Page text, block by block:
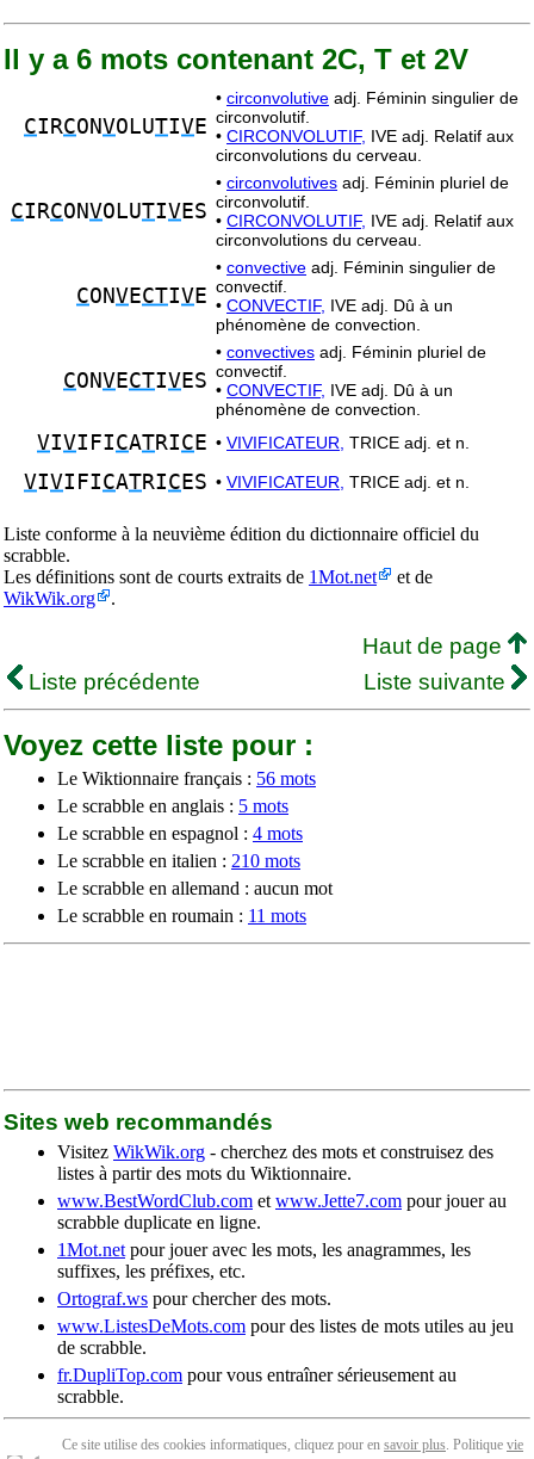
Il y a 6 mots contenant 2C, T et 2V
CIRCONVOLUTIVE
• circonvolutive adj. Féminin singulier de
circonvolutif.
• CIRCONVOLUTIF, IVE adj. Relatif aux
circonvolutions du cerveau.
CIRCONVOLUTIVES
• circonvolutives adj. Féminin pluriel de
circonvolutif.
• CIRCONVOLUTIF, IVE adj. Relatif aux
circonvolutions du cerveau.
CONVECTIVE
• convective adj. Féminin singulier de
convectif.
• CONVECTIF, IVE adj. Dû à un
phénomène de convection.
CONVECTIVES
• convectives adj. Féminin pluriel de
convectif.
• CONVECTIF, IVE adj. Dû à un
phénomène de convection.
VIVIFICATRIC E • VIVIFICATEUR, TRICE adj. et n.
VIVIFICATRIC ES • VIVIFICATEUR, TRICE adj. et n.
Liste conforme à la neuvième édition du dictionnaire officiel du
scrabble.
Les définitions sont de courts extraits de 1Mot.net
et de
WikWik.org
.
Haut de page
Liste précédente
Liste suivante
Voyez cette liste pour :
Le Wiktionnaire français : 56 mots
Le scrabble en anglais : 5 mots
Le scrabble en espagnol : 4 mots
Le scrabble en italien : 210 mots
Le scrabble en allemand : aucun mot
Le scrabble en roumain : 11 mots
Sites web recommandés
Visitez WikWik.org - cherchez des mots et construisez des
listes à partir des mots du Wiktionnaire.
www.BestWordClub.com et www.Jette7.com pour jouer au
scrabble duplicate en ligne.
1Mot.net pour jouer avec les mots, les anagrammes, les
suffixes, les préfixes, etc.
Ortograf.ws pour chercher des mots.
www.ListesDeMots.com pour des listes de mots utiles au jeu
de scrabble.
fr.DupliTop.com pour vous entraîner sérieusement au
scrabble.
Ce site utilise des cookies informatiques, cliquez pour en savoir plus. Politique vie